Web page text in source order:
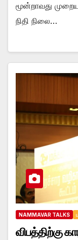
மூன்றாவது
நிதி நிலை…
NAMMAVAR TALKS
விபத்திற்கு